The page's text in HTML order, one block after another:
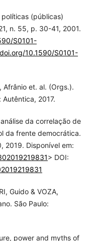
políticas (públicas)
n. 55, p. 30-41, 2001.
S0101-
10.1590/S0101-
Afrânio et. al. (Orgs.).
2017.
da correlação de
da frente democrática.
2019. Disponível em:
> DOI:
Guido & VOZA,
São Paulo:
power and myths of